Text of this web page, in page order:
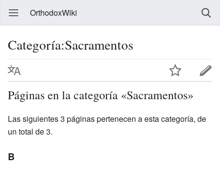
OrthodoxWiki
Categoría:Sacramentos
Páginas en la categoría «Sacramentos»
Las siguientes 3 páginas pertenecen a esta categoría, de
un total de 3.
B